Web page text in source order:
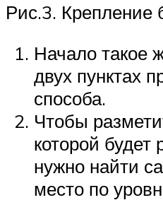
Рис.3. Крепление
Начало такое
двух пунктах
способа.
Чтобы
которой будет
нужно найти
место по